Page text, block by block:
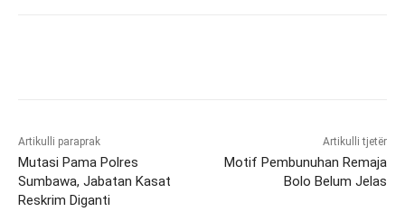
Artikulli paraprak
Mutasi Pama Polres
Sumbawa, Jabatan Kasat
Reskrim Diganti
Artikulli tjetër
Motif Pembunuhan Remaja
Bolo Belum Jelas